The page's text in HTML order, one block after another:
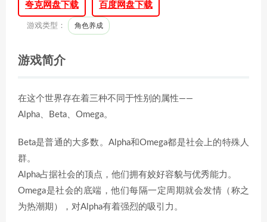
夸克网盘下载 百度网盘下载
游戏类型： 角色养成
游戏简介
在这个世界存在着三种不同于性别的属性——
Alpha、Beta、Omega。
Beta是普通的大多数。Alpha和Omega都是社会上的特殊人
群。
Alpha占据社会的顶点，他们拥有姣好容貌与优秀能力。
Omega是社会的底端，他们每隔一定周期就会发情（称之
为热潮期），对Alpha有着强烈的吸引力。